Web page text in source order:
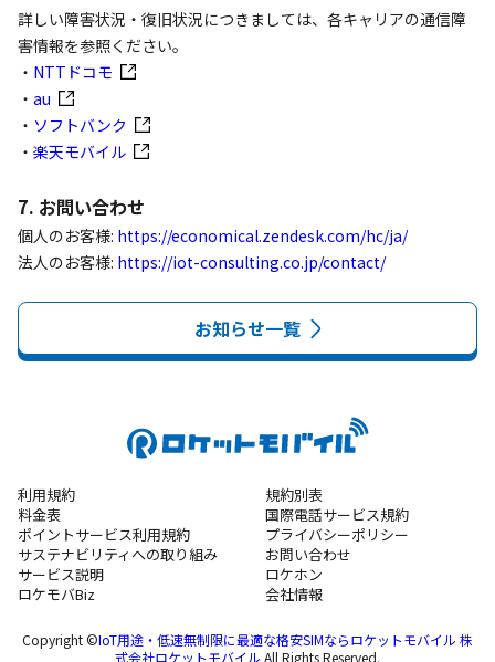
詳しい障害状況・復旧状況につきましては、各キャリアの通信障
害情報を参照ください。
・ NTTドコモ
・ au
・ ソフトバンク
・ 楽天モバイル
7. お問い合わせ
個人のお客様: https://economical.zendesk.com/hc/ja/
法人のお客様: https://iot-consulting.co.jp/contact/
お知らせ一覧
利用規約
規約別表
料金表
国際電話サービス規約
ポイントサービス利用規約
プライバシーポリシー
サステナビリティへの取り組み
お問い合わせ
サービス説明
ロケホン
ロケモバBiz
会社情報
Copyright ©IoT用途・低速無制限に最適な格安SIMならロケットモバイル 株
式会社ロケットモバイル All Rights Reserved.